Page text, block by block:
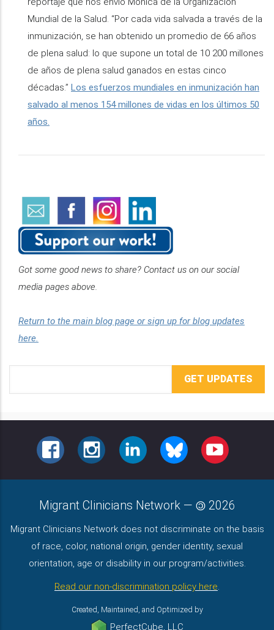
Mundial de la Salud. “Por cada vida salvada a través de la
inmunización, se han obtenido un promedio de 66 años
de plena salud: lo que supone un total de 10 200 millones
de años de plena salud ganados en estas cinco
décadas.” Los esfuerzos mundiales en inmunización han
salvado al menos 154 millones de vidas en los últimos 50
años.
Got some good news to share? Contact us on our social
media pages above.
Return to the main blog page or sign up for blog updates
here.
Address
FACEBOOKINSTAGRAMLINKEDINBLUESKY YOUTUBE
Migrant Clinicians Network — 2026
Migrant Clinicians Network does not discriminate on the basis
of race, color, national origin, gender identity, sexual
orientation, age or disability in our program/activities.
Read our non-discrimination policy here.
Created, Maintained, and Optimized by
PerfectCube, LLC